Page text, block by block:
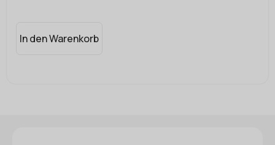
In den Warenkorb